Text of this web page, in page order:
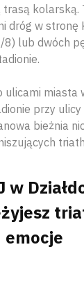
kolarską.
dróg w stronę
8) lub dwóch
ulicami miasta
przy
bieżnia
w
emocje